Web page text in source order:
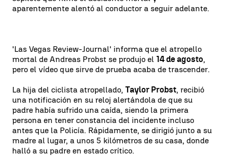
aparentemente alentó al conductor a seguir adelante.
'Las Vegas Review-Journal' informa que el atropello
mortal de Andreas Probst se produjo el 14 de agosto,
pero el vídeo que sirve de prueba acaba de trascender.
La hija del ciclista atropellado, Taylor Probst, recibió
una notificación en su reloj alertándola de que su
padre había sufrido una caída, siendo la primera
persona en tener constancia del incidente incluso
antes que la Policía. Rápidamente, se dirigió junto a su
madre al lugar, a unos 5 kilómetros de su casa, donde
halló a su padre en estado crítico.